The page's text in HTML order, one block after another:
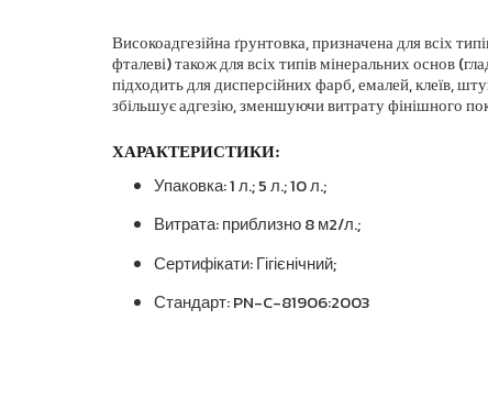
Високоадгезійна ґрунтовка, призначена для всіх
фталеві) також для всіх типів мінеральних основ
підходить для дисперсійних фарб, емалей, клеїв,
збільшує адгезію, зменшуючи витрату фінішного
ХАРАКТЕРИСТИКИ:
Упаковка: 1 л.; 5 л.; 10 л.;
Витрата: приблизно 8 м2/л.;
Сертифікати: Гігієнічний;
Стандарт: PN-C-81906:2003